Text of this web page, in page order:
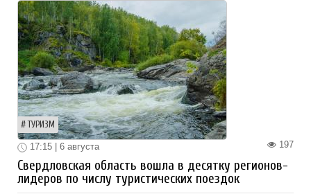
ТУРИЗМ
197
17:15 | 6 августа
Свердловская область вошла в десятку регионов-
лидеров по числу туристических поездок